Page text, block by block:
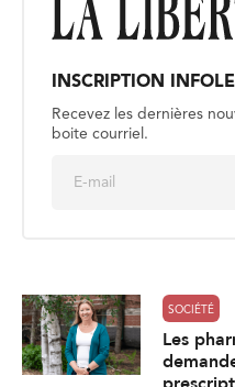
INSCRIPTION
Recevez les dernières
boite courriel.
SOCIÉTÉ
Les